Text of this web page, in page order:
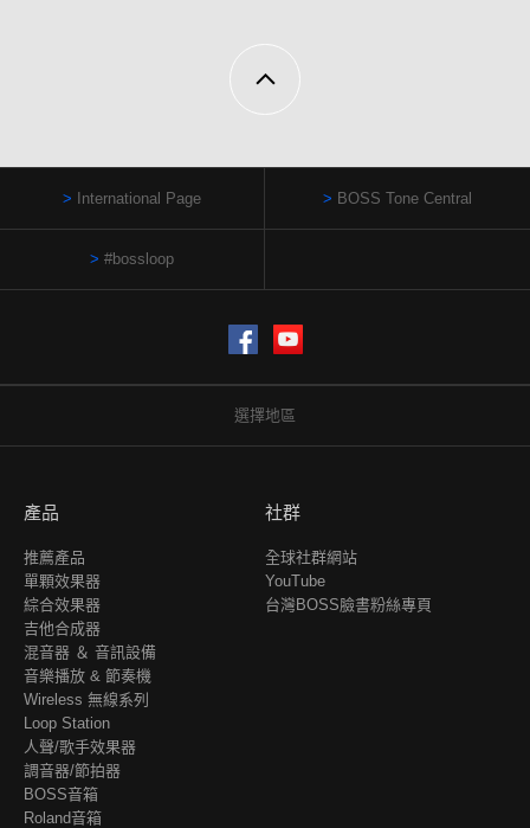
International Page BOSS Tone Central
#bossloop
FacebookYouTube
選擇地區
產品
推薦產品
單顆效果器
綜合效果器
吉他合成器
混音器 ＆ 音訊設備
音樂播放 & 節奏機
Wireless 無線系列
Loop Station
人聲/歌手效果器
調音器/節拍器
BOSS音箱
Roland音箱
社群
全球社群網站
YouTube
台灣BOSS臉書粉絲專頁